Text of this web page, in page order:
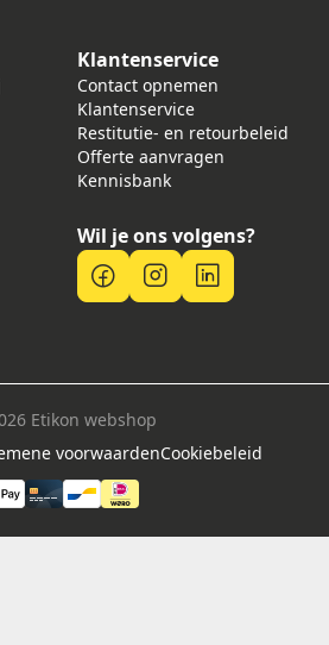
Klantenservice
Contact opnemen
Klantenservice
Restitutie- en retourbeleid
Offerte aanvragen
Kennisbank
Wil je ons volgens?
Etikon webshop
voorwaardenCookiebeleid